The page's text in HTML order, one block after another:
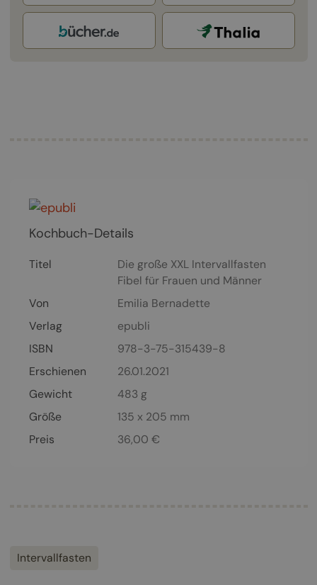
Kochbuch-Details
Titel
Die große XXL Intervallfasten
Fibel für Frauen und Männer
Von
Emilia Bernadette
Verlag
epubli
ISBN
978-3-75-315439-8
Erschienen
26.01.2021
Gewicht
483 g
Größe
135 x 205 mm
Preis
36,00 €
Intervallfasten